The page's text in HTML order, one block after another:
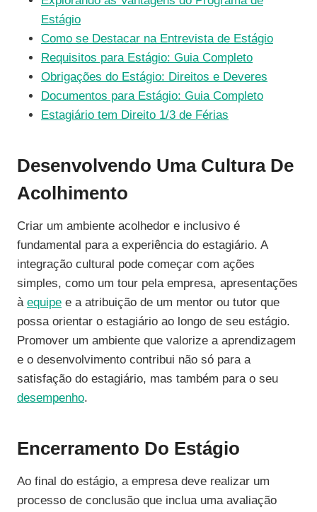
Estágio
Como se Destacar na Entrevista de Estágio
Requisitos para Estágio: Guia Completo
Obrigações do Estágio: Direitos e Deveres
Documentos para Estágio: Guia Completo
Estagiário tem Direito 1/3 de Férias
Desenvolvendo Uma Cultura De
Acolhimento
Criar um ambiente acolhedor e inclusivo é
fundamental para a experiência do estagiário. A
integração cultural pode começar com ações
simples, como um tour pela empresa, apresentações
à equipe e a atribuição de um mentor ou tutor que
possa orientar o estagiário ao longo de seu estágio.
Promover um ambiente que valorize a aprendizagem
e o desenvolvimento contribui não só para a
satisfação do estagiário, mas também para o seu
desempenho.
Encerramento Do Estágio
Ao final do estágio, a empresa deve realizar um
processo de conclusão que inclua uma avaliação